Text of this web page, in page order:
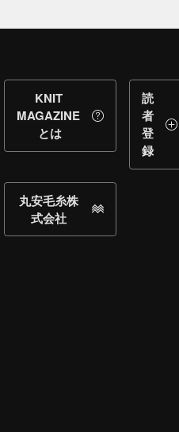
KNIT
MAGAZINE
とは
読
者
登
録
丸安毛糸株
式会社